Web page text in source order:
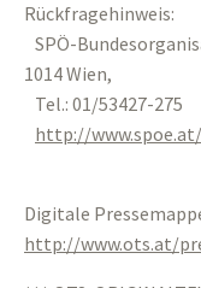
Rückfragehinweis:
SPÖ-
1014 Wien,
Tel.: 01/53427-275
http://
Digitale
http://www.ots.at/